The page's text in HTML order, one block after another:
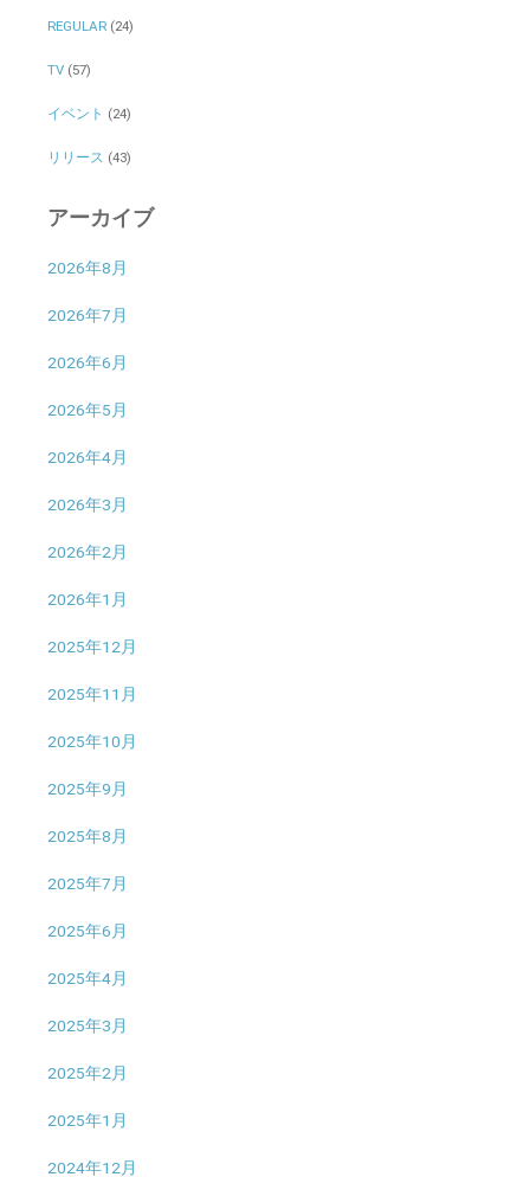
REGULAR(24)
TV(57)
イベント (24)
リリース (43)
アーカイブ
2026年8月
2026年7月
2026年6月
2026年5月
2026年4月
2026年3月
2026年2月
2026年1月
2025年12月
2025年11月
2025年10月
2025年9月
2025年8月
2025年7月
2025年6月
2025年4月
2025年3月
2025年2月
2025年1月
2024年12月